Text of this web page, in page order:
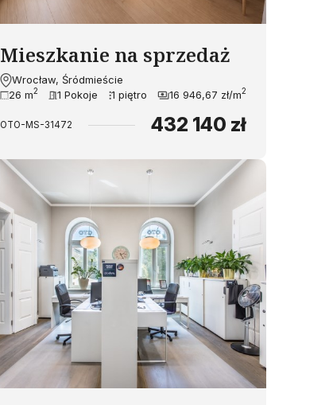
Mieszkanie na sprzedaż
Wrocław, Śródmieście
26 m2 1 Pokoje 1 piętro 16 946,67 zł/m2
OTO-MS-31472 432 140 zł